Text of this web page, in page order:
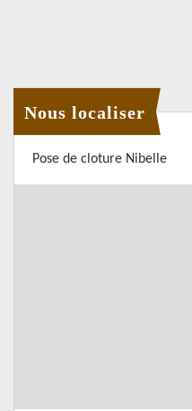
Nous localiser
Pose de cloture Nibelle